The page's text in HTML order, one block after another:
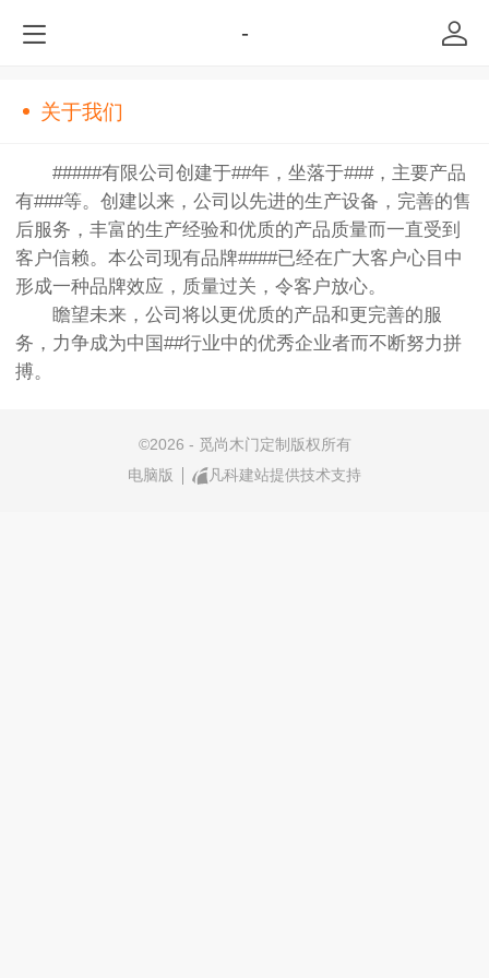
-
关于我们
#####有限公司创建于##年，坐落于###，主要产品
有###等。创建以来，公司以先进的生产设备，完善的售
后服务，丰富的生产经验和优质的产品质量而一直受到
客户信赖。本公司现有品牌####已经在广大客户心目中
形成一种品牌效应，质量过关，令客户放心。
瞻望未来，公司将以更优质的产品和更完善的服
务，力争成为中国##行业中的优秀企业者而不断努力拼
搏。
©2026 - 觅尚木门定制版权所有
电脑版
凡科建站提供技术支持